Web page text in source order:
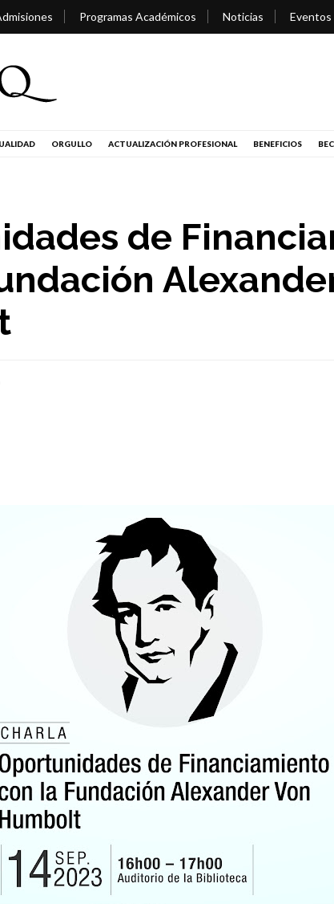
Programas Académicos Noticias Eventos
ORGULLO ACTUALIZACIÓN PROFESIONAL BENEFICIOS
de